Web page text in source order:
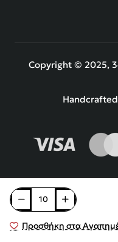
Προσθήκη στα
Copyright © 2025,